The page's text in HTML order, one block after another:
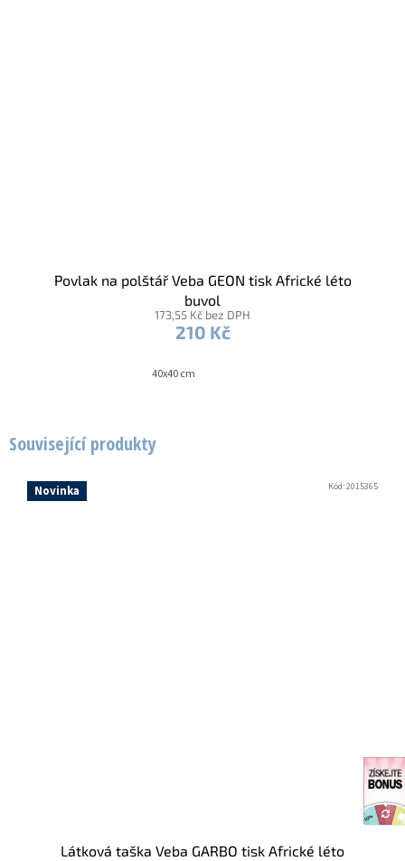
Související produkty
Novinka
Látková taška Veba GARBO tisk Africké léto
Kód:2015365
Povlak na polštář Veba GEON tisk Africké léto
buvol
173,55 Kč bez DPH
210 Kč
40x40 cm